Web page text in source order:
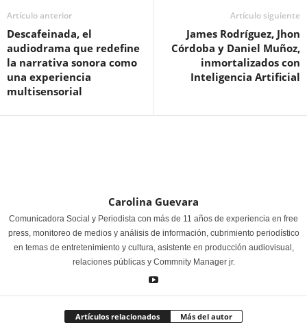
Artículo anterior
Descafeinada, el
audiodrama que redefine
la narrativa sonora como
una experiencia
multisensorial
Artículo siguiente
James Rodríguez, Jhon
Córdoba y Daniel Muñoz,
inmortalizados con
Inteligencia Artificial
Carolina Guevara
Comunicadora Social y Periodista con más de 11 años de experiencia en free
press, monitoreo de medios y análisis de información, cubrimiento periodístico
en temas de entretenimiento y cultura, asistente en producción audiovisual,
relaciones públicas y Commnity Manager jr.
Artículos relacionados Más del autor